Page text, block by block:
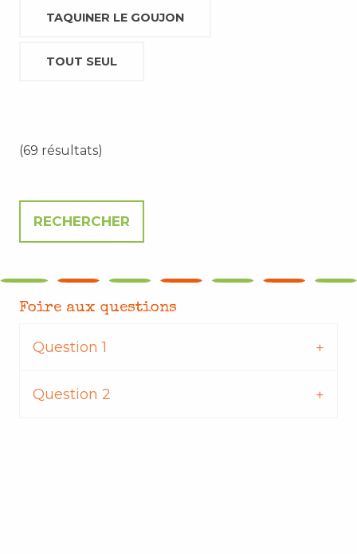
TAQUINER LE GOUJON
TOUT SEUL
(69 résultats)
Foire aux questions
Question 1
Question 2